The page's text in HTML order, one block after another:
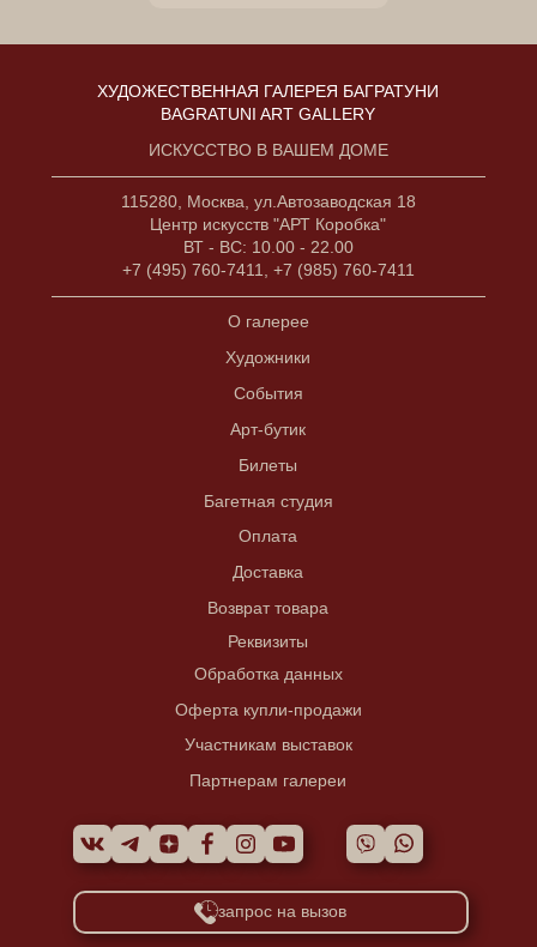
ХУДОЖЕСТВЕННАЯ ГАЛЕРЕЯ БАГРАТУНИ
BAGRATUNI ART GALLERY
ИСКУССТВО В ВАШЕМ ДОМЕ
115280, Москва, ул.Автозаводская 18
Центр искусств "АРТ Коробка"
ВТ - ВС: 10.00 - 22.00
+7 (495) 760-7411, +7 (985) 760-7411
О галерее
Художники
События
Арт-бутик
Билеты
Багетная студия
Оплата
Доставка
Возврат товара
Реквизиты
Обработка данных
Оферта купли-продажи
Участникам выставок
Партнерам галереи
запрос на вызов